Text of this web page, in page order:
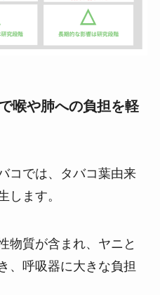
喉や肺への負担を軽
コでは、タバコ葉由来
します。
物質が含まれ、ヤニと
、呼吸器に大きな負担